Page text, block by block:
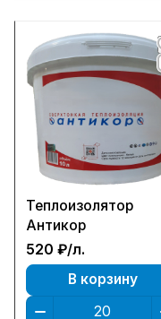
Теплоизолятор
Антикор
520 ₽/л.
В корзину